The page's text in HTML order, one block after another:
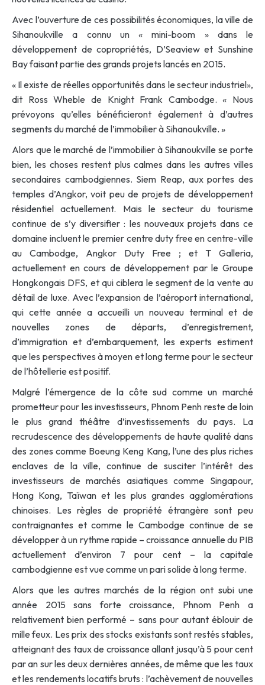
Avec l’ouverture de ces possibilités économiques, la ville de
Sihanoukville a connu un « mini-boom » dans le
développement de copropriétés, D’Seaview et Sunshine
Bay faisant partie des grands projets lancés en 2015.
« Il existe de réelles opportunités dans le secteur industriel»,
dit Ross Wheble de Knight Frank Cambodge. « Nous
prévoyons qu’elles bénéficieront également à d’autres
segments du marché de l’immobilier à Sihanoukville. »
Alors que le marché de l’immobilier à Sihanoukville se porte
bien, les choses restent plus calmes dans les autres villes
secondaires cambodgiennes. Siem Reap, aux portes des
temples d’Angkor, voit peu de projets de développement
résidentiel actuellement. Mais le secteur du tourisme
continue de s’y diversifier : les nouveaux projets dans ce
domaine incluent le premier centre duty free en centre-ville
au Cambodge, Angkor Duty Free ; et T Galleria,
actuellement en cours de développement par le Groupe
Hongkongais DFS, et qui ciblera le segment de la vente au
détail de luxe. Avec l’expansion de l’aéroport international,
qui cette année a accueilli un nouveau terminal et de
nouvelles zones de départs, d’enregistrement,
d’immigration et d’embarquement, les experts estiment
que les perspectives à moyen et long terme pour le secteur
de l’hôtellerie est positif.
Malgré l’émergence de la côte sud comme un marché
prometteur pour les investisseurs, Phnom Penh reste de loin
le plus grand théâtre d’investissements du pays. La
recrudescence des développements de haute qualité dans
des zones comme Boeung Keng Kang, l’une des plus riches
enclaves de la ville, continue de susciter l’intérêt des
investisseurs de marchés asiatiques comme Singapour,
Hong Kong, Taïwan et les plus grandes agglomérations
chinoises. Les règles de propriété étrangère sont peu
contraignantes et comme le Cambodge continue de se
développer à un rythme rapide – croissance annuelle du PIB
actuellement d’environ 7 pour cent – la capitale
cambodgienne est vue comme un pari solide à long terme.
Alors que les autres marchés de la région ont subi une
année 2015 sans forte croissance, Phnom Penh a
relativement bien performé – sans pour autant éblouir de
mille feux. Les prix des stocks existants sont restés stables,
atteignant des taux de croissance allant jusqu’à 5 pour cent
par an sur les deux dernières années, de même que les taux
et les rendements locatifs bruts : l’achèvement de nouvelles